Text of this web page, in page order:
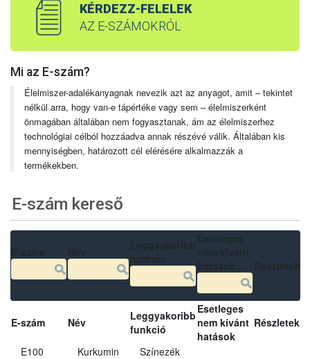
KÉRDEZZ-FELELEK
AZ E-SZÁMOKRÓL
Mi az E-szám?
Élelmiszer-adalékanyagnak nevezik azt az anyagot, amit – tekintet
nélkül arra, hogy van-e tápértéke vagy sem – élelmiszerként
önmagában általában nem fogyasztanak, ám az élelmiszerhez
technológiai célból hozzáadva annak részévé válik. Általában kis
mennyiségben, határozott cél elérésére alkalmazzák a
termékekben.
E-szám kereső
E-szám Név
Leggyakoribb
funkció
Esetleges
nem kívánt
hatások
Részletek
E100 Kurkumin Színezék